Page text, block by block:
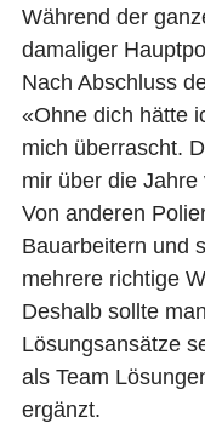
Während der
damaliger
Nach Abschluss
«Ohne dich hätte
mich überrascht.
mir über die
Von anderen
Bauarbeitern und
mehrere richtige
Deshalb sollte
Lösungsansätze
als Team
ergänzt.